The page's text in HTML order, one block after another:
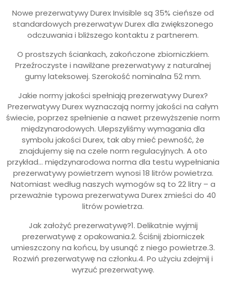
Nowe prezerwatywy Durex Invisible są 35% cieńsze od
standardowych prezerwatyw Durex dla zwiększonego
odczuwania i bliższego kontaktu z partnerem.
O prostszych ściankach, zakończone zbiorniczkiem.
Przeźroczyste i nawilżane prezerwatywy z naturalnej
gumy lateksowej. Szerokość nominalna 52 mm.
Jakie normy jakości spełniają prezerwatywy Durex?
Prezerwatywy Durex wyznaczają normy jakości na całym
świecie, poprzez spełnienie a nawet przewyższenie norm
międzynarodowych. Ulepszyliśmy wymagania dla
symbolu jakości Durex, tak aby mieć pewność, że
znajdujemy się na czele norm regulacyjnych. A oto
przykład… międzynarodowa norma dla testu wypełniania
prezerwatywy powietrzem wynosi 18 litrów powietrza.
Natomiast według naszych wymogów są to 22 litry – a
przeważnie typowa prezerwatywa Durex zmieści do 40
litrów powietrza.
Jak założyć prezerwatywę?1. Delikatnie wyjmij
prezerwatywę z opakowania.2. Ściśnij zbiorniczek
umieszczony na końcu, by usunąć z niego powietrze.3.
Rozwiń prezerwatywę na członku.4. Po użyciu zdejmij i
wyrzuć prezerwatywę.